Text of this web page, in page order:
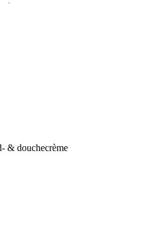
& douchecrème